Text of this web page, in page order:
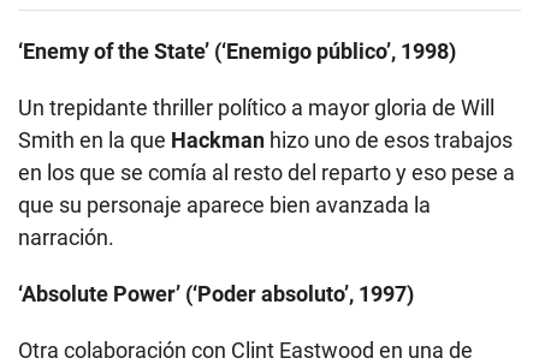
‘Enemy of the State’ (‘Enemigo público’, 1998)
Un trepidante thriller político a mayor gloria de Will
Smith en la que Hackman hizo uno de esos trabajos
en los que se comía al resto del reparto y eso pese a
que su personaje aparece bien avanzada la
narración.
‘Absolute Power’ (‘Poder absoluto’, 1997)
Otra colaboración con Clint Eastwood en una de